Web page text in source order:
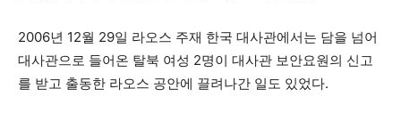
2006년 12월 29일 라오스 주재 한국 대사관에서는 담을 넘어
대사관으로 들어온 탈북 여성 2명이 대사관 보안요원의 신고
를 받고 출동한 라오스 공안에 끌려나간 일도 있었다.